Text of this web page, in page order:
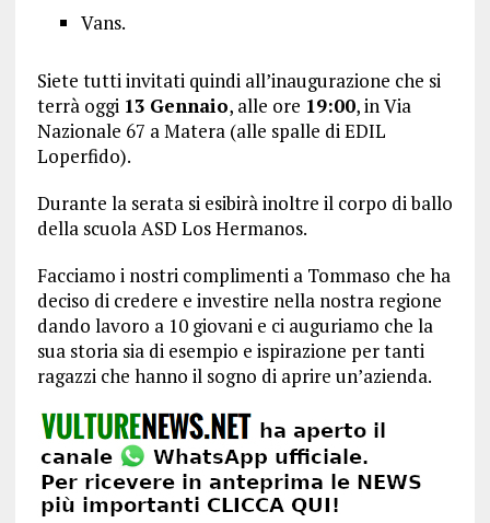
Vans.
Siete tutti invitati quindi all’inaugurazione che si
terrà oggi 13 Gennaio, alle ore 19:00, in Via
Nazionale 67 a Matera (alle spalle di EDIL
Loperfido).
Durante la serata si esibirà inoltre il corpo di ballo
della scuola ASD Los Hermanos.
Facciamo i nostri complimenti a Tommaso che ha
deciso di credere e investire nella nostra regione
dando lavoro a 10 giovani e ci auguriamo che la
sua storia sia di esempio e ispirazione per tanti
ragazzi che hanno il sogno di aprire un’azienda.